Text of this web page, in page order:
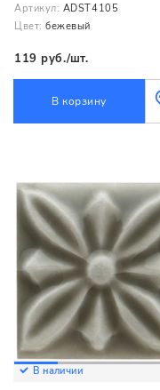
Артикул: ADST4105
Цвет: бежевый
119 руб./шт.
В корзину
В наличии